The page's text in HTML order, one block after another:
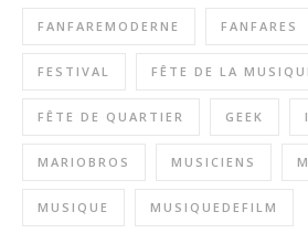
FANFAREMODERNE FANFARES
FESTIVAL FÊTE DE LA
FÊTE DE QUARTIER GEEK
MARIOBROS MUSICIENS
MUSIQUE MUSIQUEDEFILM